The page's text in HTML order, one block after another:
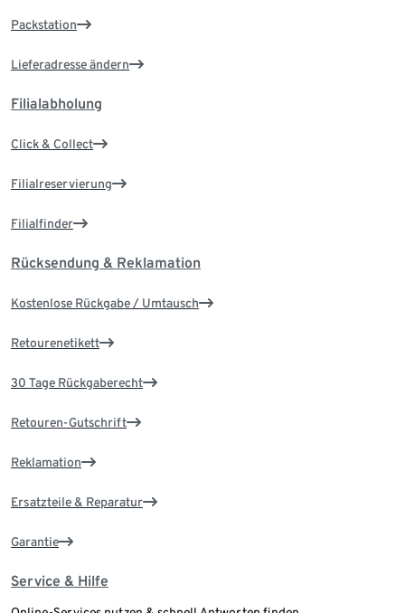
Packstation
Lieferadresse ändern
Filialabholung
Click & Collect
Filialreservierung
Filialfinder
Rücksendung & Reklamation
Kostenlose Rückgabe / Umtausch
Retourenetikett
30 Tage Rückgaberecht
Retouren-Gutschrift
Reklamation
Ersatzteile & Reparatur
Garantie
Service & Hilfe